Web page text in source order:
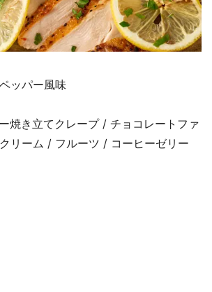
ッパー風味
焼き立てクレープ / チョコレートファ
リーム / フルーツ / コーヒーゼリー